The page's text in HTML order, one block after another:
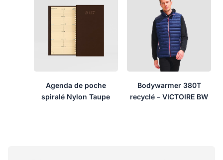
Agenda de poche
spiralé Nylon Taupe
Bodywarmer 380T
recyclé – VICTOIRE BW